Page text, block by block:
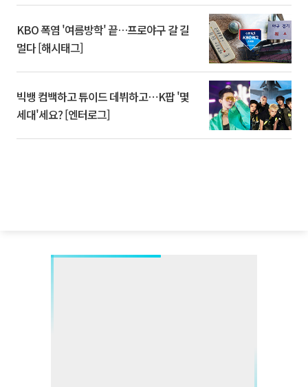
KBO 폭염 '여름방학' 끝…프로야구 갈 길
멀다 [해시태그]
빅뱅 컴백하고 튜이드 데뷔하고⋯K팝 '몇
세대'세요? [엔터로그]